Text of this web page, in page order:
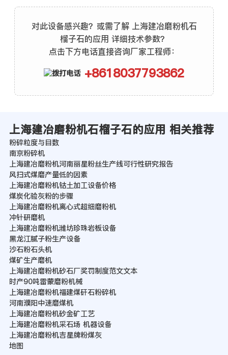
对此设备感兴趣？或需了解 上海建冶磨粉机石
榴子石的应用 详细技术参数？
点击下方电话直接咨询厂家工程师：
+8618037793862
上海建冶磨粉机石榴子石的应用 相关推荐
粉碎粒度与目数
南京粉碎机
上海建冶磨粉机河南丽星粉丝生产线可行性研究报告
风扫式煤磨产量低的因素
上海建冶磨粉机钴土加工设备价格
煤炭化验灰粉的步骤
上海建冶磨粉机离心式超细磨粉机
冲针研磨机
上海建冶磨粉机潍坊珍珠岩板设备
黑龙江腻子粉生产设备
沙石粉石头机
煤矿生产磨机
上海建冶磨粉机砂石厂奖罚制度范文文本
时产90吨雷蒙磨粉机械
上海建冶磨粉机福建煤矸石粉碎机
河南濮阳中速磨煤机
上海建冶磨粉机砂金矿工艺
上海建冶磨粉机采石场 机器设备
上海建冶磨粉机吉星牌粉煤灰
地图